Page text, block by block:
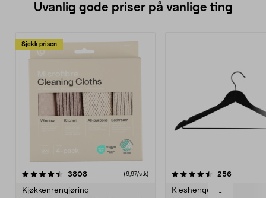
-
Uvanlig gode priser på vanlige ting
Sjekk prisen
3808anmeldelser(9,97/stk)
Kjøkkenrengjøring
4.5av 5 stjerner 256
Kleshengere
4.5av 5 stjerner